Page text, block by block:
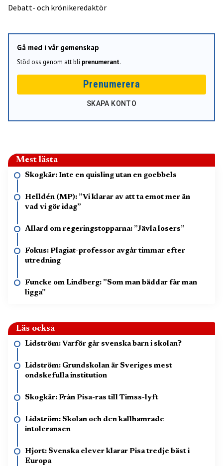
Debatt- och krönikeredaktör
Gå med i vår gemenskap
Stöd oss genom att bli prenumerant.
Prenumerera
SKAPA KONTO
Mest lästa
Skogkär: Inte en quisling utan en goebbels
Helldén (MP): ”Vi klarar av att ta emot mer än
vad vi gör idag”
Allard om regeringstopparna: ”Jävla losers”
Fokus: Plagiat-professor avgår timmar efter
utredning
Funcke om Lindberg: ”Som man bäddar får man
ligga”
Läs också
Lidström: Varför går svenska barn i skolan?
Lidström: Grundskolan är Sveriges mest
ondskefulla institution
Skogkär: Från Pisa-ras till Timss-lyft
Lidström: Skolan och den kallhamrade
intoleransen
Hjort: Svenska elever klarar Pisa tredje bäst i
Europa